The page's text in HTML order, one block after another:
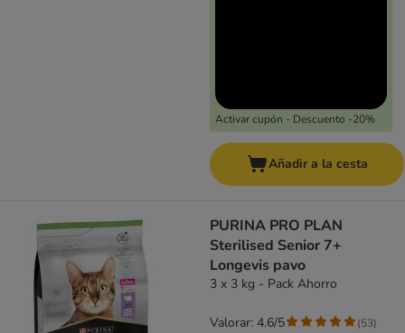
Activar cupón - Descuento -20%
Añadir a la cesta
PURINA PRO PLAN
Sterilised Senior 7+
Longevis pavo
3 x 3 kg - Pack Ahorro
Valorar: 4.6/5 (53)